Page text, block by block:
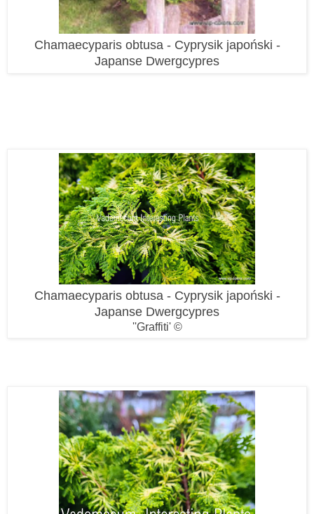
Chamaecyparis obtusa - Cyprysik japoński -
Japanse Dwergcypres
Chamaecyparis obtusa - Cyprysik japoński -
Japanse Dwergcypres
''Graffiti' ©